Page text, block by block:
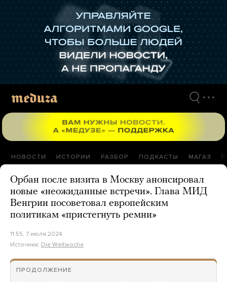
НОВОСТИ ИСТОРИИ РАЗБОР ПОДКАСТЫ МАГАЗ
Орбан после визита в Москву анонсировал
новые «неожиданные встречи». Глава МИД
Венгрии посоветовал европейским
политикам «пристегнуть ремни»
11:55, 7 июля 2024
Источник: Die Weltwoche
ПРОДОЛЖЕНИЕ